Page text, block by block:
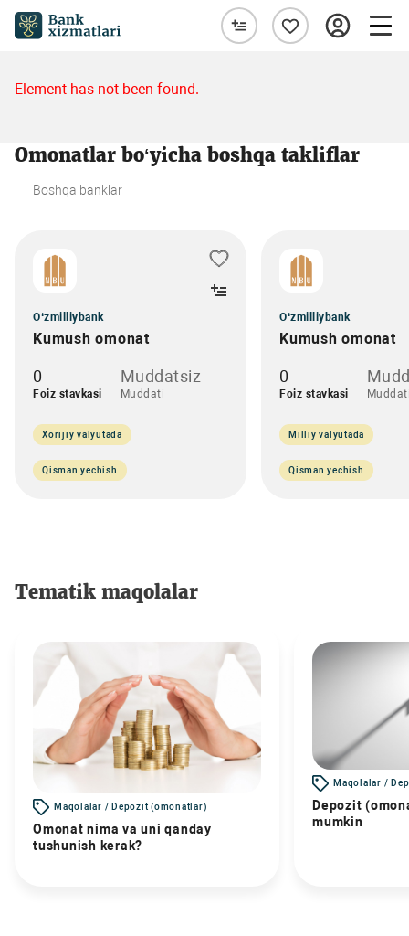
Element has not been found.
Omonatlar bo‘yicha boshqa takliflar
Boshqa banklar
O‘zmilliybank
Kumush omonat
0
Foiz stavkasi
Muddatsiz
Muddati
Xorijiy valyutada
Qisman yechish
O‘zmilliybank
Kumush omonat
0
Foiz stavkasi
Milliy valyutada
Qisman yechish
Tematik maqolalar
Maqolalar / Depozit (omonatlar)
Omonat nima va uni qanday
tushunish kerak?
Maqolalar /
Depozit
mumkin